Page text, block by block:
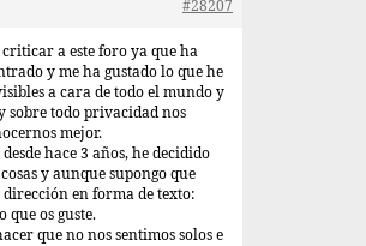
#28207
a este foro ya que ha
y me ha gustado lo que he
a cara de todo el mundo y
sobre todo privacidad nos
mejor.
hace 3 años, he decidido
y aunque supongo que
en forma de texto:
que os guste.
que no nos sentimos solos e